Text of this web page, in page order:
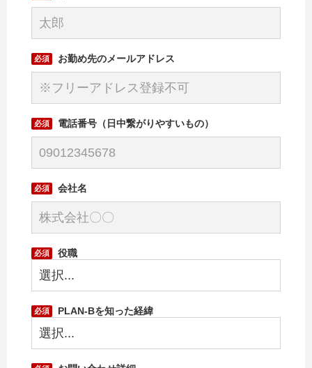
お勤め先のメールアドレス
電話番号（日中繋がりやすいもの）
会社名
役職
PLAN-Bを知った経緯